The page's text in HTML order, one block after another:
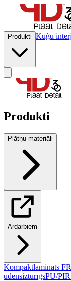
Produkti Kuģu
Produkti
Plātņu materiāli
Ārdarbiem
Kompaktlamināts FR
ūdensizturīgsPU/